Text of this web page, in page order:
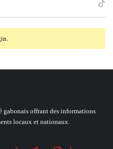
gabonais offrant des informations
locaux et nationaux.